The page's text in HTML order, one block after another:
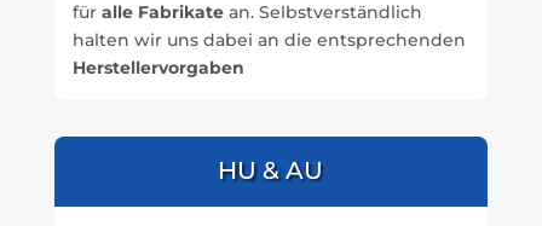
für alle Fabrikatean. Selbstverständlich
halten wir uns dabei an die entsprechenden
Herstellervorgaben
HU & AU